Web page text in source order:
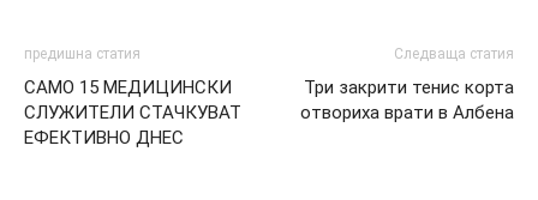
предишна статия
САМО 15 МЕДИЦИНСКИ
СЛУЖИТЕЛИ СТАЧКУВАТ
ЕФЕКТИВНО ДНЕС
Следваща статия
Три закрити тенис корта
отвориха врати в Албена